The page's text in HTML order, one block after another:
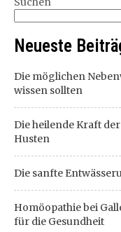
Neueste
Die möglichen
wissen sollten
Die heilende Kraft
Husten
Die sanfte
Homöopathie bei
für die Gesundheit